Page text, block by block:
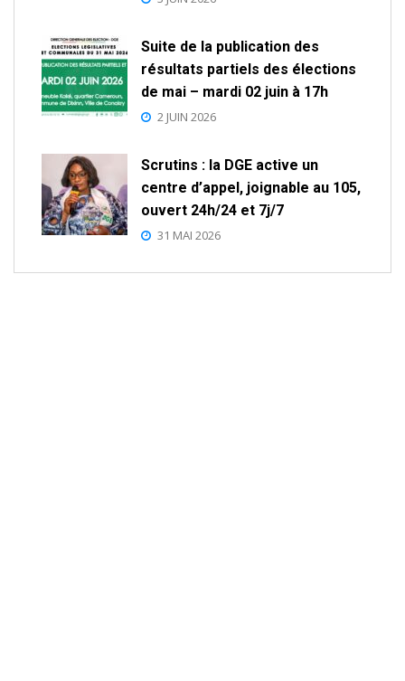
Suite de la publication des
résultats partiels des élections
de mai – mardi 02 juin à 17h
2 JUIN 2026
Scrutins : la DGE active un
centre d’appel, joignable au 105,
ouvert 24h/24 et 7j/7
31 MAI 2026